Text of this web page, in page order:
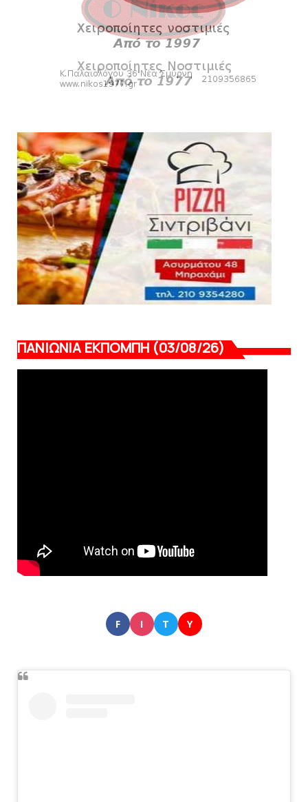
August 08, 2026
HEADLINES
Δείτε την εκπομπή «Kara Talks» (video)
August 07, 2026
KARA TALKS
Κύπελλο: Την Τετάρτη 19 Αυγούστου το Νίκη
Βόλου - Πανιώνιος
August 07, 2026
ΠΑΝΙΩΝΙΑ ΕΚΠΟΜΠΗ (03/08/26)
F I T Y